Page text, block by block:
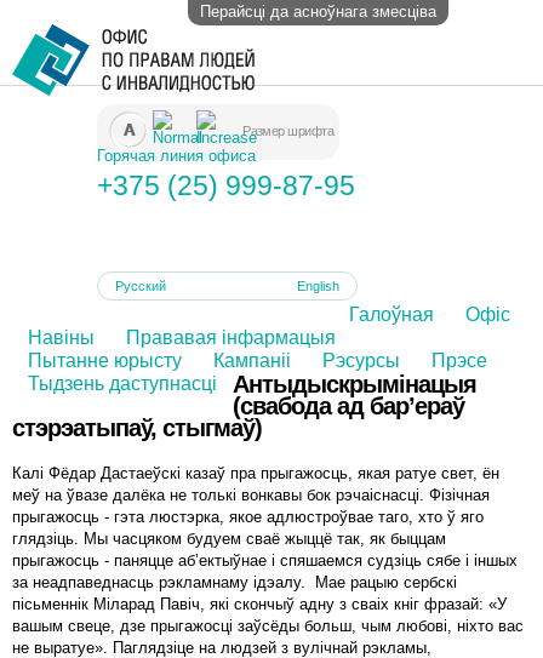
Перайсці да асноўнага змесціва
Размер шрифта
Горячая линия офиса
+375 (25) 999-87-95
Русский English
Галоўная
Офіс
Навіны
Прававая інфармацыя
Пытанне юрысту
Кампаніі Рэсурсы
Прэсе
Тыдзень даступнасці
Антыдыскрымінацыя
(свабода ад бар’ераў
стэрэатыпаў, стыгмаў)
Калі Фёдар Дастаеўскі казаў пра прыгажосць, якая ратуе свет, ён
меў на ўвазе далёка не толькі вонкавы бок рэчаіснасці. Фізічная
прыгажосць - гэта люстэрка, якое адлюстроўвае таго, хто ў яго
глядзіць. Мы часцяком будуем сваё жыццё так, як быццам
прыгажосць - паняцце аб’ектыўнае і спяшаемся судзіць сябе і іншых
за неадпаведнасць рэкламнаму ідэалу. Мае рацыю сербскі
пісьменнік Міларад Павіч, які скончыў адну з сваіх кніг фразай: «У
вашым свеце, дзе прыгажосці заўсёды больш, чым любові, ніхто вас
не выратуе». Паглядзіце на людзей з вулічнай рэкламы,